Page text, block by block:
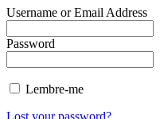
Username or Email Address
Password
Lembre-me